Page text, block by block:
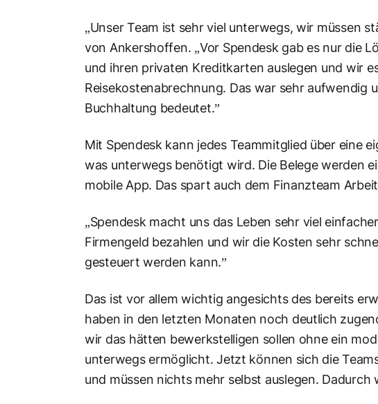
„Unser Team ist sehr viel unterwegs, wir müssen
von Ankershoffen. „Vor Spendesk gab es nur die
und ihren privaten Kreditkarten auslegen und wir
Reisekostenabrechnung. Das war sehr aufwendig
Buchhaltung bedeutet.”
Mit Spendesk kann jedes Teammitglied über eine
was unterwegs benötigt wird. Die Belege werden
mobile App. Das spart auch dem Finanzteam
„Spendesk macht uns das Leben sehr viel
Firmengeld bezahlen und wir die Kosten sehr
gesteuert werden kann.”
Das ist vor allem wichtig angesichts des bereits
haben in den letzten Monaten noch deutlich
wir das hätten bewerkstelligen sollen ohne ein
unterwegs ermöglicht. Jetzt können sich die
und müssen nichts mehr selbst auslegen. Dadurch